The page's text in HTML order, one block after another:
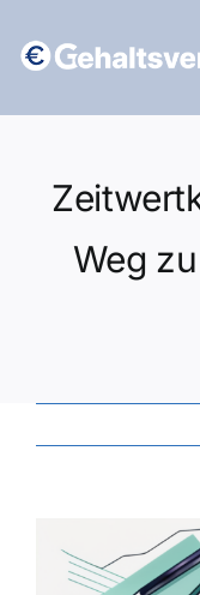
Inhalt
Weg
grösseres